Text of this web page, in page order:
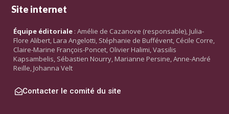
Site internet
Équipe éditoriale : Amélie de Cazanove (responsable), Julia-
Flore Alibert, Lara Angelotti, Stéphanie de Buffévent, Cécile Corre,
Claire-Marine François-Poncet, Olivier Halimi, Vassilis
Kapsambelis, Sébastien Nourry, Marianne Persine, Anne-André
Reille, Johanna Velt
Contacter le comité du site